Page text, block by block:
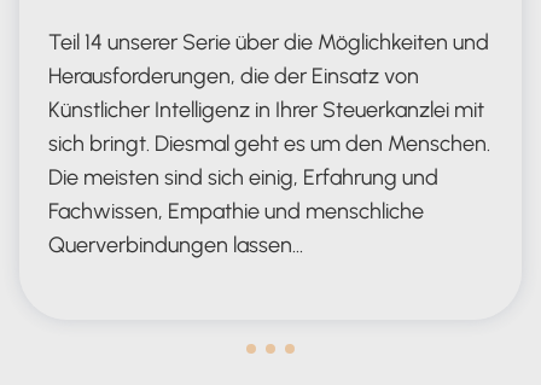
Teil 14 unserer Serie über die Möglichkeiten und
Herausforderungen, die der Einsatz von
Künstlicher Intelligenz in Ihrer Steuerkanzlei mit
sich bringt. Diesmal geht es um den Menschen.
Die meisten sind sich einig, Erfahrung und
Fachwissen, Empathie und menschliche
Querverbindungen lassen…